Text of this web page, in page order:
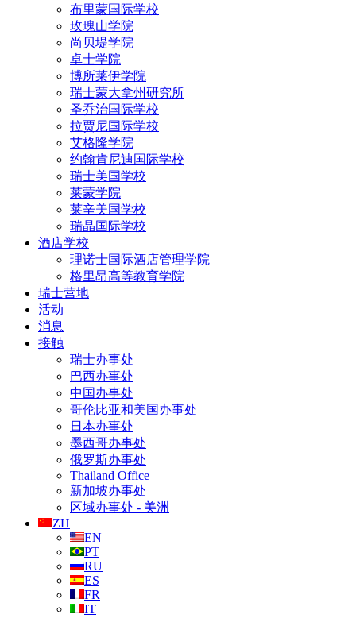
布里蒙国际学校
玫瑰山学院
尚贝堤学院
卓士学院
博所莱伊学院
瑞士蒙大拿州研究所
圣乔治国际学校
拉贾尼国际学校
艾格隆学院
约翰肯尼迪国际学校
瑞士美国学校
莱蒙学院
莱辛美国学校
瑞晶国际学校
酒店学校
理诺士国际酒店管理学院
格里昂高等教育学院
瑞士营地
活动
消息
接触
瑞士办事处
巴西办事处
中国办事处
哥伦比亚和美国办事处
日本办事处
墨西哥办事处
俄罗斯办事处
Thailand Office
新加坡办事处
区域办事处 - 美洲
ZH
EN
PT
RU
ES
FR
IT